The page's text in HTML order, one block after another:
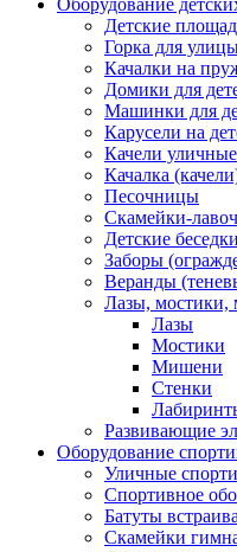
Оборудование
Детские
Горка для
Качалки на
Домики для
Машинки для
Карусели на
Качели уличные
Качалка
Песочницы
Скамейки-
Детские беседки
Заборы
Веранды
Лазы, мостики,
Лазы
Мостики
Мишени
Стенки
Развивающие
Оборудование
Уличные
Спортивное
Батуты
Скамейки